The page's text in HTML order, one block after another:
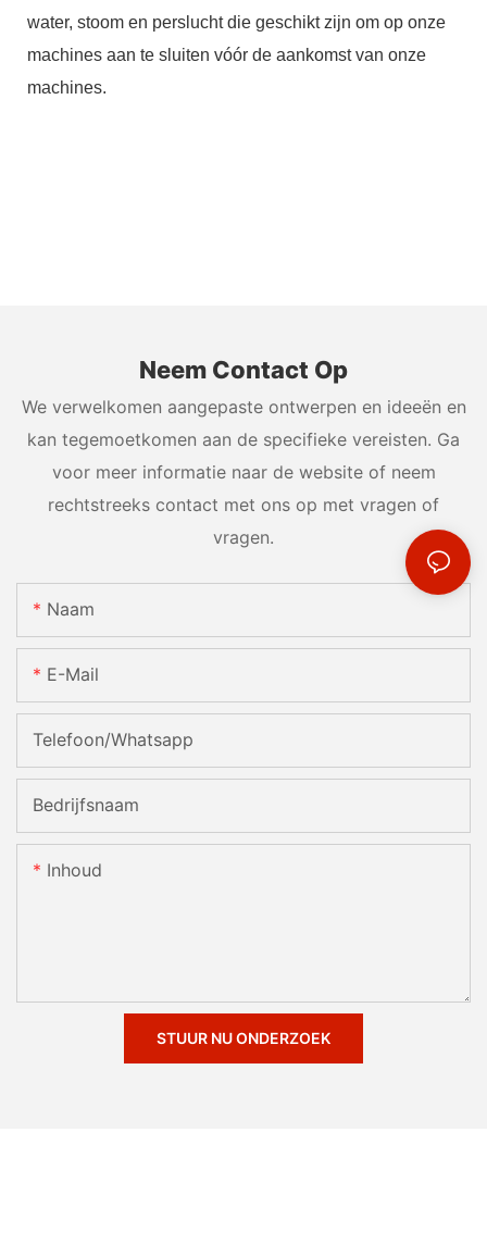
water, stoom en perslucht die geschikt zijn om op onze
machines aan te sluiten vóór de aankomst van onze
machines.
Neem Contact Op
We verwelkomen aangepaste ontwerpen en ideeën en
kan tegemoetkomen aan de specifieke vereisten. Ga
voor meer informatie naar de website of neem
rechtstreeks contact met ons op met vragen of
vragen.
Naam
E-Mail
Telefoon/whatsapp
Bedrijfsnaam
Inhoud
STUUR NU ONDERZOEK